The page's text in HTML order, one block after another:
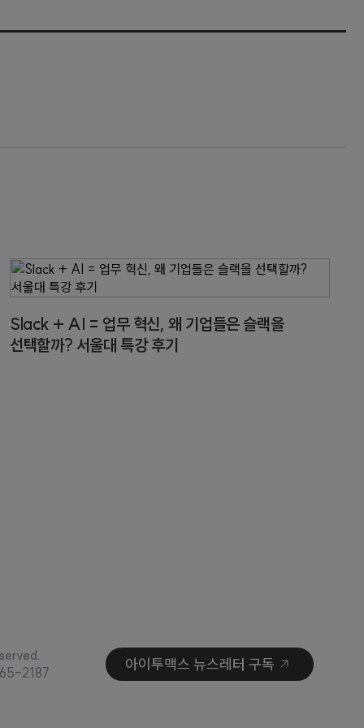
Slack + AI = 업무 혁신, 왜 기업들은 슬랙을
선택할까? 서울대 특강 후기
2187
아이투맥스 뉴스레터 구독